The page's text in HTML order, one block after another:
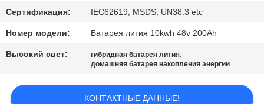
BLOG
СПРОСИТЕ
ЦИТАТУ
Сертификация: IEC62619, MSDS, UN38.3 etc
Номер модели: Батарея лития 10kwh 48v 200Ah
Высокий свет: гибридная батарея лития,
домашняя батарея накопления энергии
КОНТАКТНЫЕ ДАННЫЕ!